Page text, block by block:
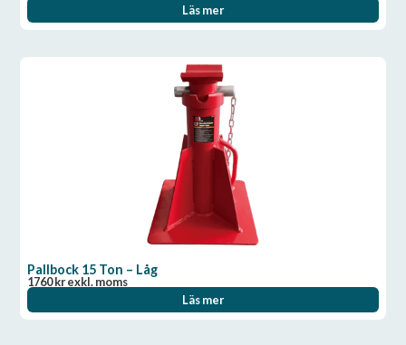
Läs mer
Pallbock 15 Ton – Låg
1760krexkl. moms
Läs mer